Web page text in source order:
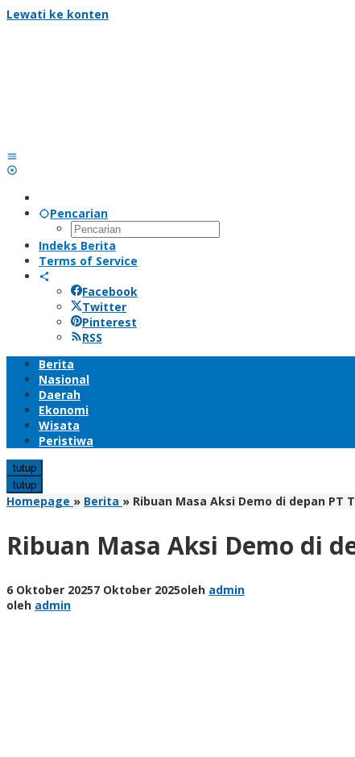
Lewati ke konten
Pencarian
Indeks Berita
Terms of Service
Facebook
Twitter
Pinterest
RSS
Berita
Nasional
Daerah
Ekonomi
Wisata
Peristiwa
tutup
tutup
Homepage » Berita » Ribuan Masa Aksi Demo di depan PT
Ribuan Masa Aksi Demo di
6 Oktober 20257 Oktober 2025oleh admin
oleh admin